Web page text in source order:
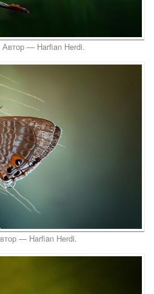
Автор — Harfian Herdi.
— Harfian Herdi.